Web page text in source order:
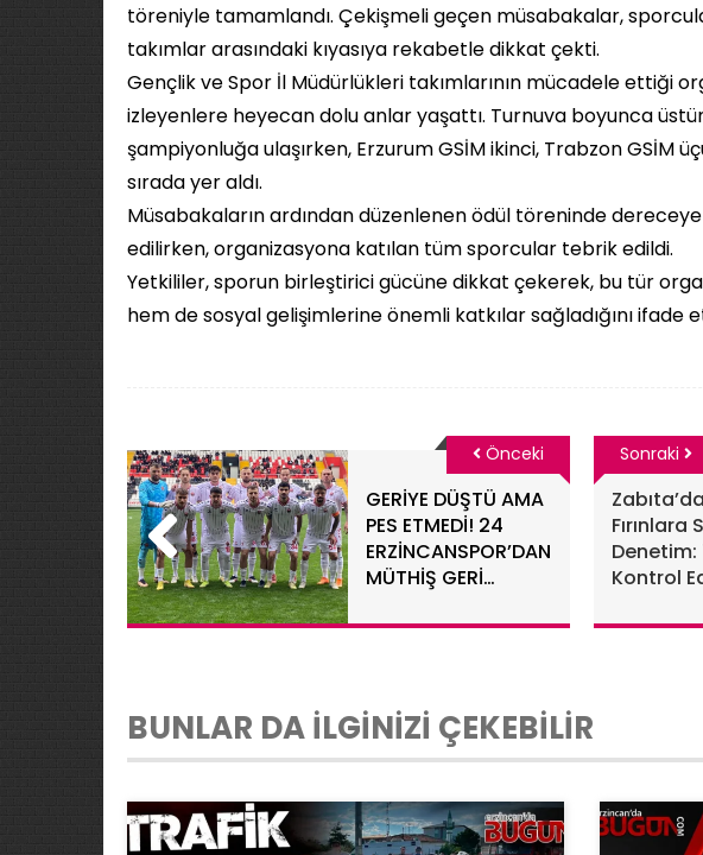
töreniyle tamamlandı. Çekişmeli geçen müsabakalar,
takımlar arasındaki kıyasıya rekabetle dikkat çekti.
Gençlik ve Spor İl Müdürlükleri takımlarının mücadele ettiği
izleyenlere heyecan dolu anlar yaşattı. Turnuva boyunca
şampiyonluğa ulaşırken, Erzurum GSİM ikinci, Trabzon GSİM
sırada yer aldı.
Müsabakaların ardından düzenlenen ödül töreninde
edilirken, organizasyona katılan tüm sporcular tebrik edildi.
Yetkililer, sporun birleştirici gücüne dikkat çekerek, bu tür
hem de sosyal gelişimlerine önemli katkılar sağladığını ifade
GERİYE DÜŞTÜ AMA
PES ETMEDİ! 24
ERZİNCANSPOR’DAN
MÜTHİŞ GERİ
Önceki
Fırınlara
Denetim:
Kontrol
Sonraki
BUNLAR DA İLGİNİZİ ÇEKEBİLİR